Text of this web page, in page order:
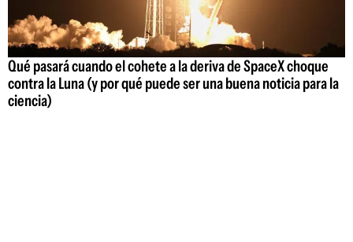
Qué pasará cuando el cohete a la deriva de SpaceX choque
contra la Luna (y por qué puede ser una buena noticia para la
ciencia)